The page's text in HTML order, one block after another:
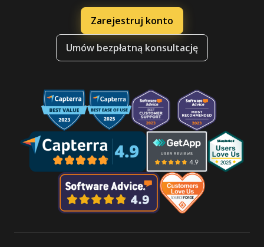
Zarejestruj konto
Umów bezpłatną konsultację